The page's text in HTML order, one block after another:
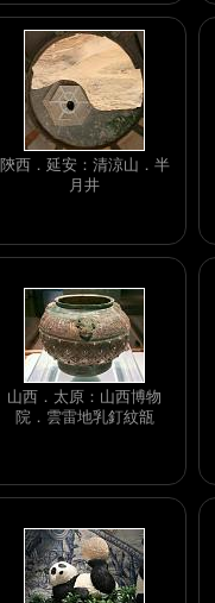
陝西．延安：清涼山．半
月井
山西．太原：山西博物
院．雲雷地乳釘紋瓿